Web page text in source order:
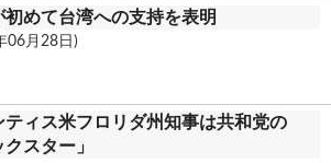
初めて台湾への支持を表明
06月28日)
ティス米フロリダ州知事は共和党の
クスター」